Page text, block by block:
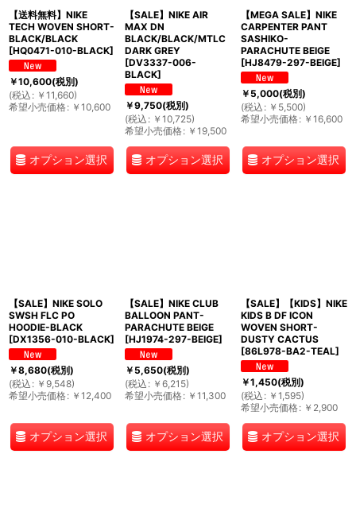
【送料無料】NIKE
TECH WOVEN SHORT-
BLACK/BLACK
[HQ0471-010-BLACK]
￥10,600(税別)
(税込 : ￥ 11,660)
希望小売価格: ￥ 10,600
オプション選択
【SALE】NIKE AIR
MAX DN
BLACK/BLACK/MTLC
DARK GREY
[DV3337-006-
BLACK]
￥9,750(税別)
(税込 : ￥ 10,725)
希望小売価格: ￥ 19,500
オプション選択
【MEGA SALE】NIKE
CARPENTER PANT
SASHIKO-
PARACHUTE BEIGE
[HJ8479-297-BEIGE]
￥5,000(税別)
(税込 : ￥ 5,500)
希望小売価格: ￥ 16,600
オプション選択
【SALE】NIKE SOLO
SWSH FLC PO
HOODIE-BLACK
[DX1356-010-BLACK]
￥8,680(税別)
(税込 : ￥ 9,548)
希望小売価格: ￥ 12,400
オプション選択
【SALE】NIKE CLUB
BALLOON PANT-
PARACHUTE BEIGE
[HJ1974-297-BEIGE]
￥5,650(税別)
(税込 : ￥ 6,215)
希望小売価格: ￥ 11,300
オプション選択
【SALE】【KIDS】NIKE
KIDS B DF ICON
WOVEN SHORT-
DUSTY CACTUS
[86L978-BA2-TEAL]
￥1,450(税別)
(税込 : ￥ 1,595)
希望小売価格: ￥ 2,900
オプション選択